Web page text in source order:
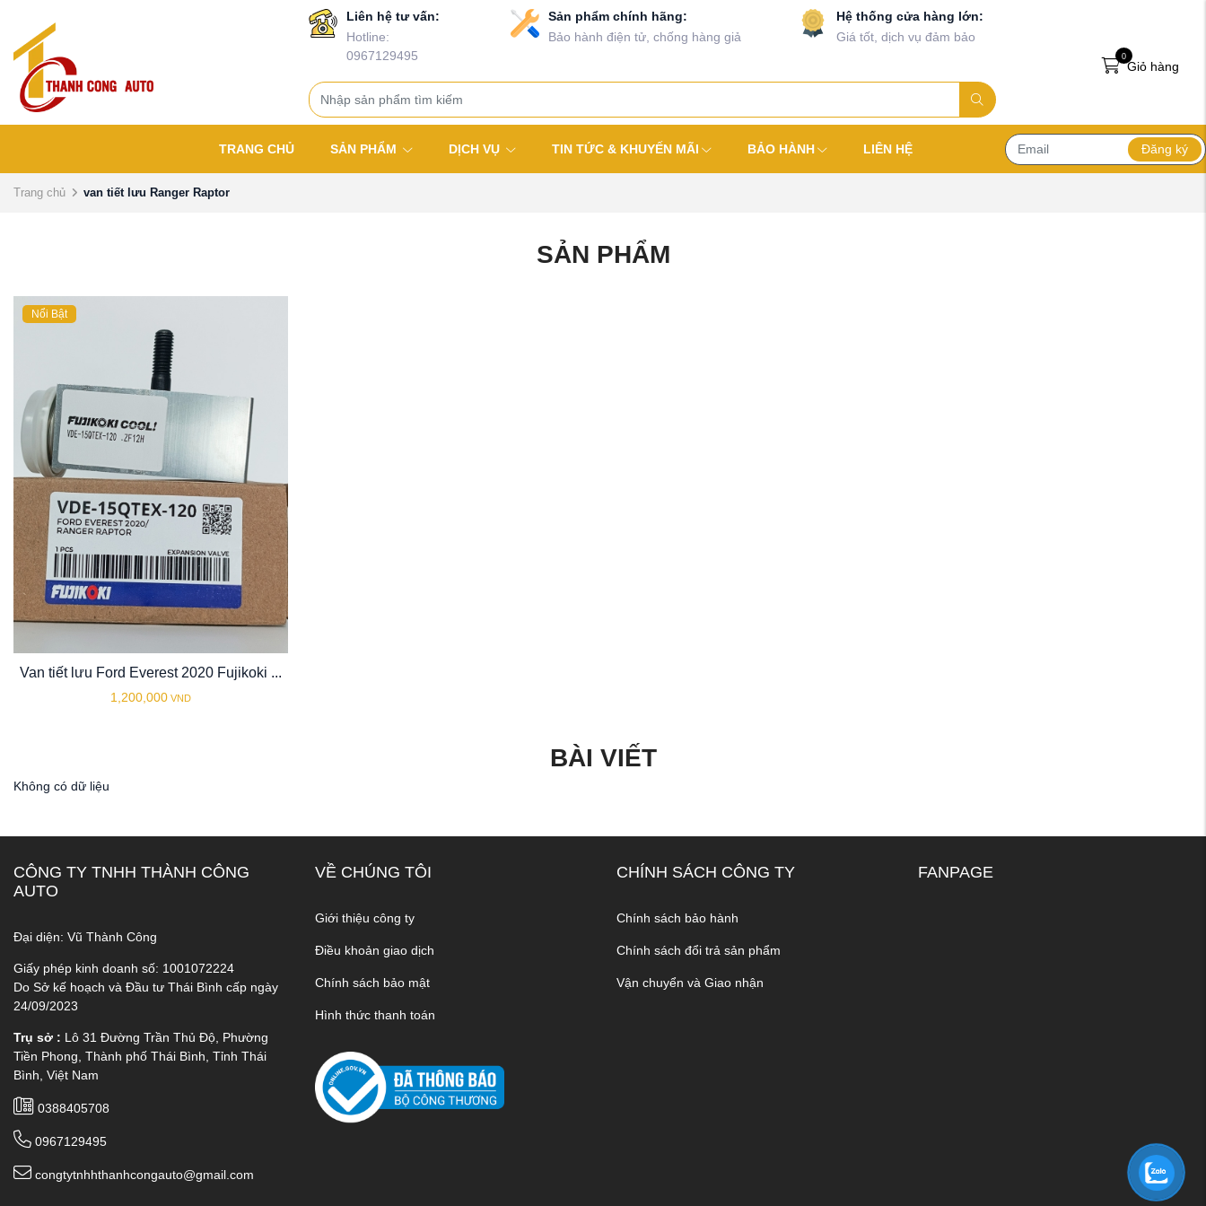
Liên hệ tư vấn:
Hotline:
0967129495
Sản phẩm chính hãng:
Bảo hành điện tử, chống hàng giả
Hệ thống cửa hàng lớn:
Giá tốt, dịch vụ đảm bảo
Giỏ hàng
0
TRANG CHỦ SẢN PHẨM DỊCH VỤ TIN TỨC & KHUYẾN MÃI BẢO HÀNH LIÊN HỆ Đăng ký
Trang chủ van tiết lưu Ranger Raptor
SẢN PHẨM
Nổi Bật
Van tiết lưu Ford Everest 2020 Fujikoki ...
1,200,000 VND
BÀI VIẾT
Không có dữ liệu
CÔNG TY TNHH THÀNH CÔNG
AUTO
Đại diện: Vũ Thành Công
Giấy phép kinh doanh số: 1001072224
Do Sở kế hoạch và Đầu tư Thái Bình cấp ngày
24/09/2023
Trụ sở : Lô 31 Đường Trần Thủ Độ, Phường
Tiền Phong, Thành phố Thái Bình, Tỉnh Thái
Bình, Việt Nam
0388405708
0967129495
congtytnhhthanhcongauto@gmail.com
VỀ CHÚNG TÔI
Giới thiệu công ty
Điều khoản giao dịch
Chính sách bảo mật
Hình thức thanh toán
CHÍNH SÁCH CÔNG TY
Chính sách bảo hành
Chính sách đổi trả sản phẩm
Vận chuyển và Giao nhận
FANPAGE